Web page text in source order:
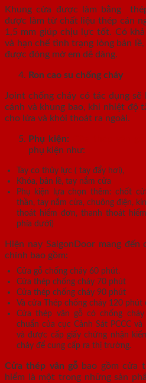
Khung cửa được làm bằng
được làm từ chất liệu thép cán
1,5 mm giúp chịu lực tốt. Có
và hạn chế tình trạng lỏng bản
được đóng mở em dễ dàng.
Ron cao su chống cháy
Joint chống cháy có tác dụng
cánh và khung bao, khi nhiệt độ
cho lửa và khói thoát ra ngoài.
Phụ kiện:
phụ kiện như:
Tay co thủy lực ( tay đẩy hơi),
Khóa, bản lề, tay nắm cửa
Phụ kiện lựa chọn thêm: chốt
thần, tay nắm cửa, chuông điện,
thoát hiểm đơn, thanh thoát
phía dưới)
Hiện nay SaigonDoor mang
chính bao gồm:
Cửa gỗ chống cháy 60 phút.
Cửa thép chống cháy 70 phút
Cửa thép chống cháy 90 phút
Và cửa Thép chống cháy 120 phút
Cửa thép vân gỗ có chống
chuẩn của cục Cảnh Sát PCCC
và được cấp giấy chứng nhận
cháy để cung cấp ra thị trường.
Cửa thép vân gỗ bao gồm cửa
hiểm là một trong những sản